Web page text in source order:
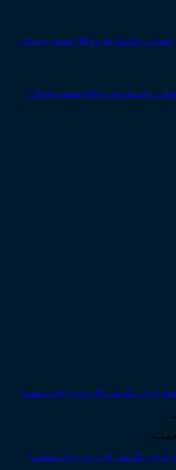
دادستان‌ها و وکلا (نسخه دیجیتال)
ایران؛ نگرشی کاربردی (چاپ ششم)